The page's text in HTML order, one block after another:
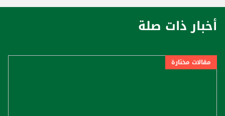
أخبار ذات صلة
مقالات مختارة